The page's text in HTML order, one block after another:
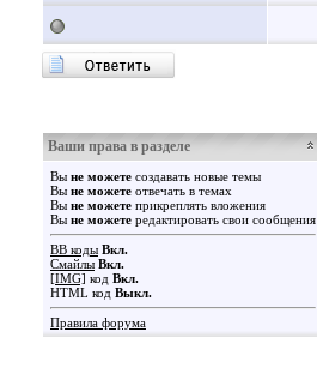
Ваши права в разделе
Вы не можете создавать новые темы
Вы не можете отвечать в темах
Вы не можете прикреплять вложения
Вы не можете редактировать свои сообщения
BB коды Вкл.
Смайлы Вкл.
[IMG] код Вкл.
HTML код Выкл.
Правила форума